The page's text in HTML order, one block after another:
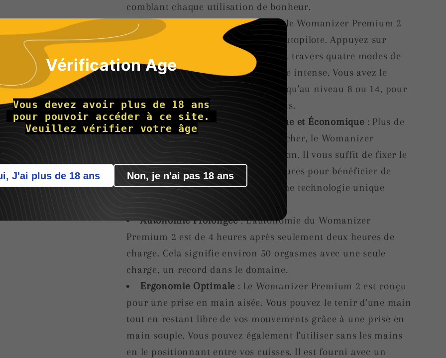
comblant chaque utilisation de bonheur.
Le Mode Autopilote 2.0: Laissez le Womanizer Premium 2
prendre le contrôle avec le mode Autopilote. Appuyez sur
l'icône de vague et il vous guidera à travers quatre modes de
manière aléatoire pour un bien-être intense. Vous avez le
choix entre deux options, allant jusqu'au niveau 8 ou 14, pour
une expérience unique à chaque fois.
Recharge par Induction : Pratique et Économique : Plus de
piles à changer ni de câbles à brancher, le Womanizer
Premium 2 se recharge par induction. Il vous suffit de fixer le
câble magnétique pendant deux heures pour bénéficier de
quatre heures de plaisir intense. Une technologie unique
Autonomie Prolongée: L'autonomie du Womanizer
Premium 2 est de 4 heures après seulement deux heures de
charge. Cela signifie environ 50 orgasmes avec une seule
charge, un record dans le domaine.
Ergonomie Optimale : Le Womanizer Premium 2 est conçu
pour une prise en main aisée. Vous pouvez le tenir d'une main
tout en restant libre de vos mouvements grâce à une prise en
main souple. Vous pouvez également l'utiliser sans les mains
en le positionnant entre vos cuisses. Il est fourni avec un
Vérification Age
Vous devez avoir plus de 18 ans
pour pouvoir accéder à ce site.
Veuillez vérifier votre âge
J'ai plus de 18 ans Non, je n'ai pas 18 ans